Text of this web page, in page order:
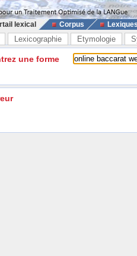
lexical Corpus
Lexicographie Etymologie
une forme